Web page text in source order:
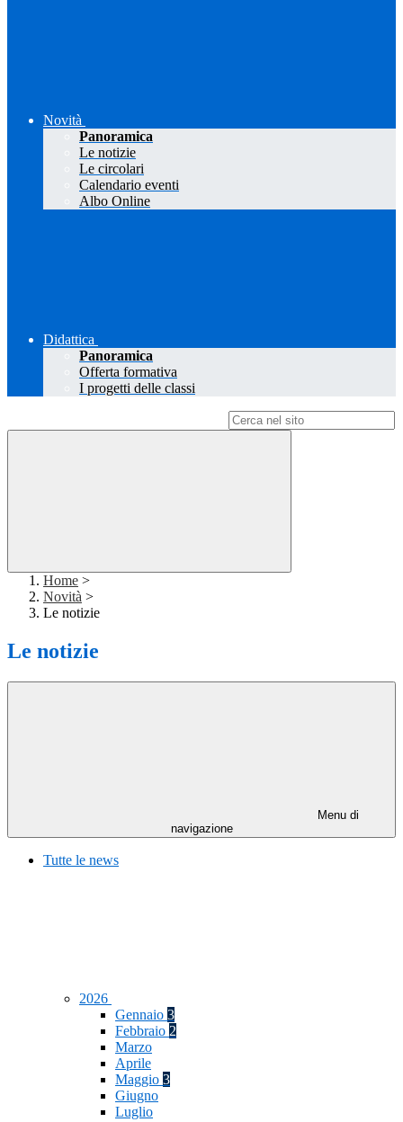
Novità
Panoramica
Le notizie
Le circolari
Calendario eventi
Albo Online
Didattica
Panoramica
Offerta formativa
I progetti delle classi
Home >
Novità >
Le notizie
Le notizie
Menu di
navigazione
Tutte le news
2026
Gennaio 3
Febbraio 2
Marzo
Aprile
Maggio 3
Giugno
Luglio